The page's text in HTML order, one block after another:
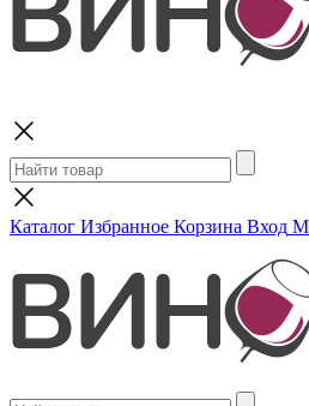
Каталог Избранное Корзина Вход